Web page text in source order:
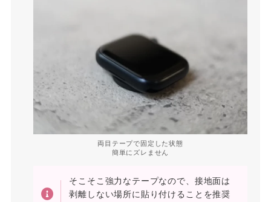
両目テープで固定した状態
簡単にズレません
そこそこ強力なテープなので、接地面は
剥離しない場所に貼り付けることを推奨